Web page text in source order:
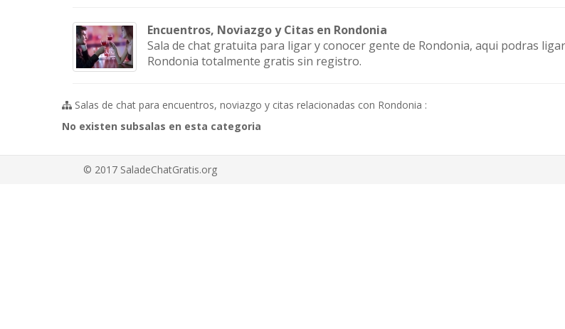
Encuentros, Noviazgo y Citas en Rondonia
Sala de chat gratuita para ligar y conocer gente de Rondonia, aqui podras
Rondonia totalmente gratis sin registro.
Salas de chat para encuentros, noviazgo y citas relacionadas con Rondonia :
No existen subsalas en esta categoria
© 2017 SaladeChatGratis.org